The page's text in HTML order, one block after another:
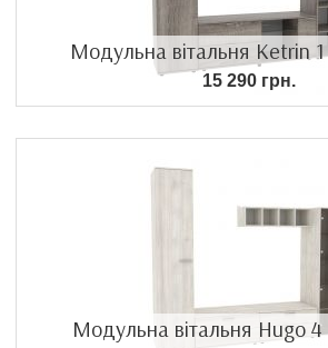
Модульна вітальня Ketrin
15 290 грн.
Модульна вітальня Hugo